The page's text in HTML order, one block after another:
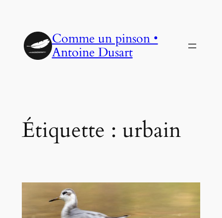
contenu
Comme un pinson •
Antoine Dusart
Étiquette : urbain